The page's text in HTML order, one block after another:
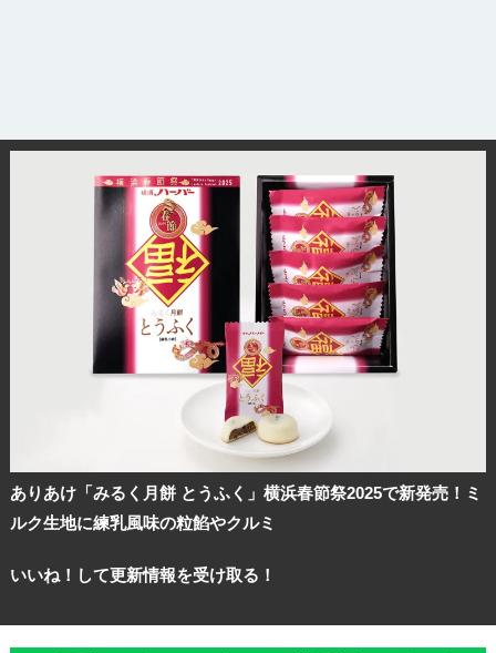
ありあけ「みるく月餅 とうふく」横浜春節祭2025で新発売！ミ
ルク生地に練乳風味の粒餡やクルミ
いいね！して更新情報を受け取る！